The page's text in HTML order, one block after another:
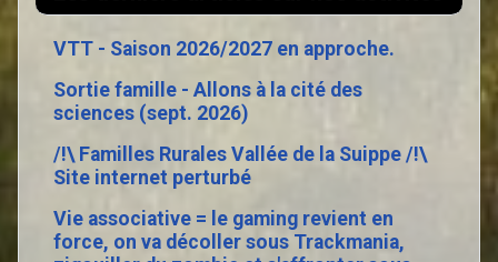
VTT - Saison 2026/2027 en approche.
Sortie famille - Allons à la cité des
sciences (sept. 2026)
/!\ Familles Rurales Vallée de la Suippe /!\
Site internet perturbé
Vie associative = le gaming revient en
force, on va décoller sous Trackmania,